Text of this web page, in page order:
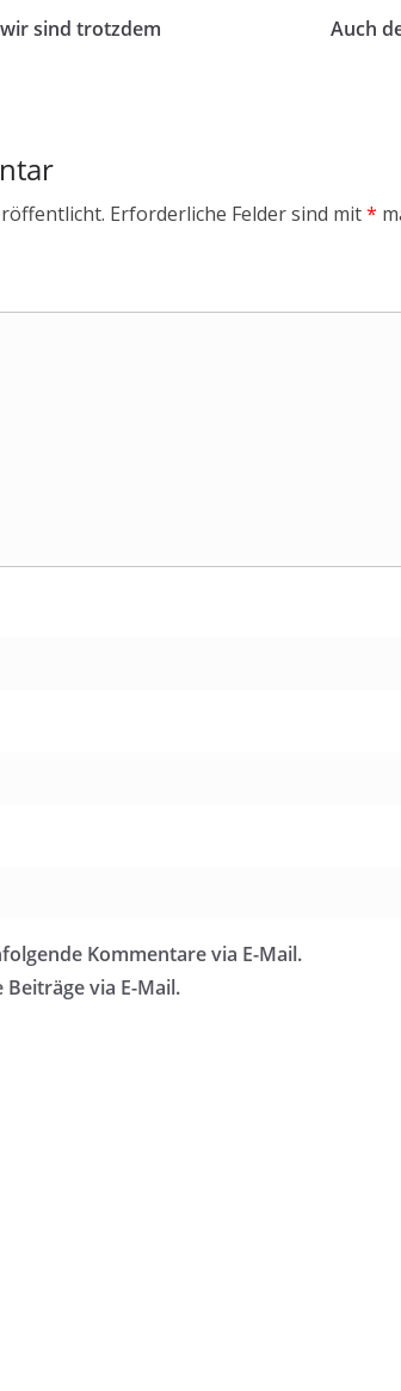
sind trotzdem
Auch
Erforderliche Felder sind mit*
Kommentare via E-Mail.
via E-Mail.